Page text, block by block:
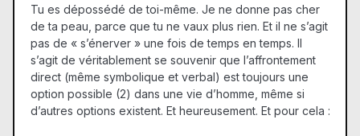
Tu es dépossédé de toi-même. Je ne donne pas cher
de ta peau, parce que tu ne vaux plus rien. Et il ne s’agit
pas de « s’énerver » une fois de temps en temps. Il
s’agit de véritablement se souvenir que l’affrontement
direct (même symbolique et verbal) est toujours une
option possible (2) dans une vie d’homme, même si
d’autres options existent. Et heureusement. Et pour cela :